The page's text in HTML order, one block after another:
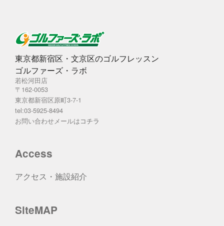
東京都新宿区・文京区のゴルフレッスン
ゴルファーズ・ラボ
若松河田店
〒162-0053
東京都新宿区原町3-7-1
tel:03-5925-8494
お問い合わせメールはコチラ
Access
アクセス・施設紹介
SiteMAP